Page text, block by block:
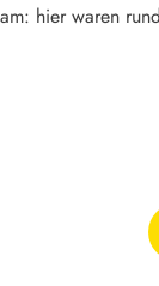
hier waren